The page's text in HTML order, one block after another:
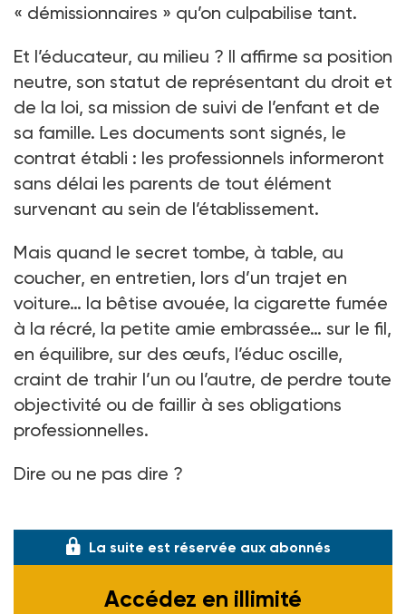
« démissionnaires » qu’on culpabilise tant.
Et l’éducateur, au milieu ? Il affirme sa position
neutre, son statut de représentant du droit et
de la loi, sa mission de suivi de l’enfant et de
sa famille. Les documents sont signés, le
contrat établi : les professionnels informeront
sans délai les parents de tout élément
survenant au sein de l’établissement.
Mais quand le secret tombe, à table, au
coucher, en entretien, lors d’un trajet en
voiture… la bêtise avouée, la cigarette fumée
à la récré, la petite amie embrassée… sur le fil,
en équilibre, sur des œufs, l’éduc oscille,
craint de trahir l’un ou l’autre, de perdre toute
objectivité ou de faillir à ses obligations
professionnelles.
Dire ou ne pas dire ?
La suite est réservée aux abonnés
Accédez en illimité